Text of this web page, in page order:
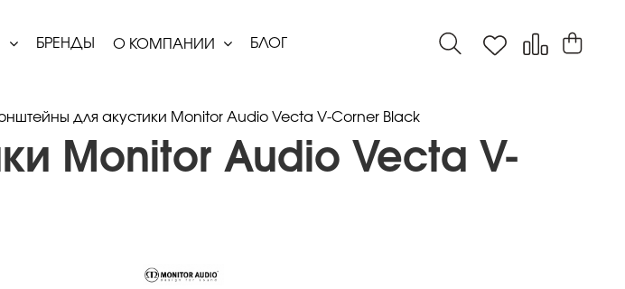
БРЕНДЫ О КОМПАНИИ БЛОГ
для акустики Monitor Audio Vecta V-Corner Black
Monitor Audio Vecta V-